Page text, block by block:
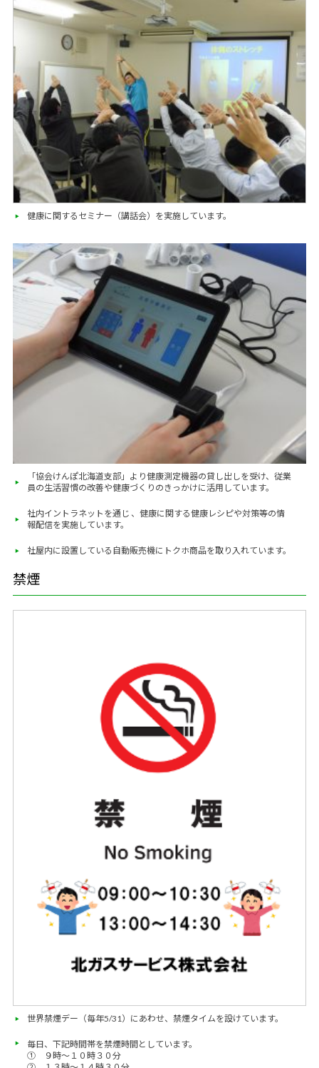
健康に関するセミナー（講話会）を実施しています。
「協会けんぽ北海道支部」より健康測定機器の貸し出しを受け、従業
員の生活習慣の改善や健康づくりのきっかけに活用しています。
社内イントラネットを通じ 、健康に関する健康レシピや対策等の情
報配信を実施しています。
社屋内に設置している自動販売機にトクホ商品を取り入れています。
禁煙
世界禁煙デー（毎年5/31）にあわせ、禁煙タイムを設けています。
毎日、下記時間帯を禁煙時間としています。
① ９時～１０時３０分